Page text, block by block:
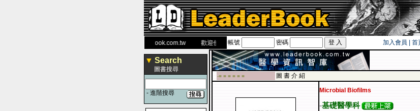
www.leaderbook.com.tw歡迎使用 國民旅遊卡！！
帳號 密碼 加入會員 首
▼ Search
圖書搜尋
- 進階搜尋
-■ ■ ■ ■ ■ ■ 圖 書 介 紹
Microbial Biofilms
-基礎醫學科